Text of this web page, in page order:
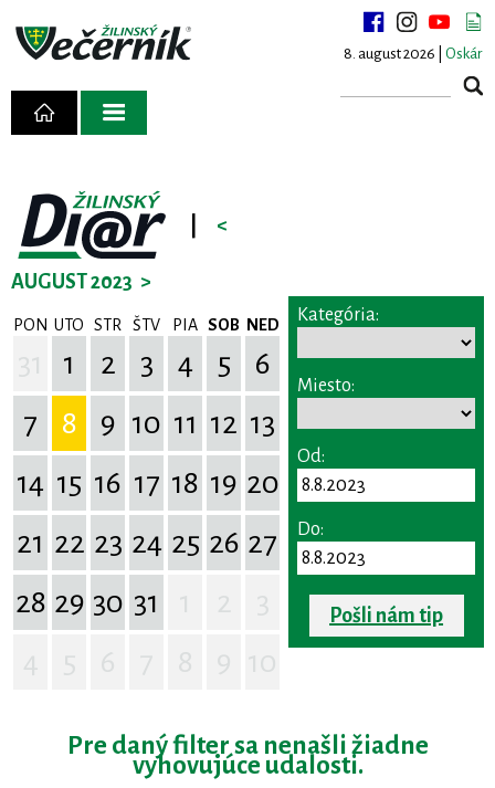
8. august 2026 | Oskár
<
AUGUST 2023 >
PON UTO STR ŠTV PIA SOB NED
1 2 3 4 5
6
7
8 9 10 11 12 13
14 15 16 17 18 19 20
21 22 23 24 25 26 27
28 29 30 31
Kategória:
Miesto:
Od:
Do:
Pošli nám tip
Pre daný filter sa nenašli žiadne
vyhovujúce udalosti.